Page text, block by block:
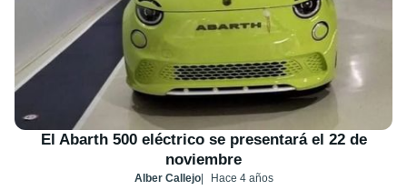
El Abarth 500 eléctrico se presentará el 22 de
noviembre
Alber Callejo Hace 4 años